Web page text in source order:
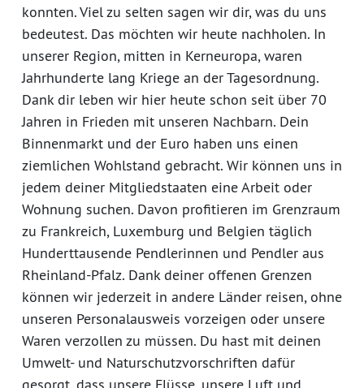
konnten. Viel zu selten sagen wir dir, was du uns
bedeutest. Das möchten wir heute nachholen. In
unserer Region, mitten in Kerneuropa, waren
Jahrhunderte lang Kriege an der Tagesordnung.
Dank dir leben wir hier heute schon seit über 70
Jahren in Frieden mit unseren Nachbarn. Dein
Binnenmarkt und der Euro haben uns einen
ziemlichen Wohlstand gebracht. Wir können uns in
jedem deiner Mitgliedstaaten eine Arbeit oder
Wohnung suchen. Davon profitieren im Grenzraum
zu Frankreich, Luxemburg und Belgien täglich
Hunderttausende Pendlerinnen und Pendler aus
Rheinland-Pfalz. Dank deiner offenen Grenzen
können wir jederzeit in andere Länder reisen, ohne
unseren Personalausweis vorzeigen oder unsere
Waren verzollen zu müssen. Du hast mit deinen
Umwelt- und Naturschutzvorschriften dafür